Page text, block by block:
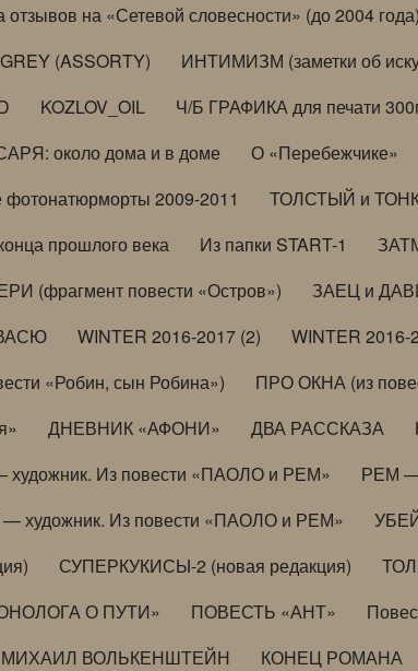
отзывов на «Сетевой словесности» (до 2004 года)
(ASSORTY) ИНТИМИЗМ (заметки об
KOZLOV_OIL Ч/Б ГРАФИКА для печати
около дома и в доме О «Перебежчике»
2009-2011
ТОЛСТЫЙ и
прошлого века Из папки START-1
(фрагмент повести «Остров»)
ЗАЕЦ и
WINTER 2016-2017 (2) WINTER 2016-
«Робин, сын Робина»)
ПРО ОКНА (из
ДНЕВНИК «АФОНИ» ДВА РАССКАЗА
Из повести «ПАОЛО и РЕМ»
РЕМ —
художник. Из повести «ПАОЛО и РЕМ»
СУПЕРКУКИСЫ-2 (новая редакция)
О ПУТИ» ПОВЕСТЬ «АНТ»
МИХАИЛ ВОЛЬКЕНШТЕЙН КОНЕЦ РОМАНА